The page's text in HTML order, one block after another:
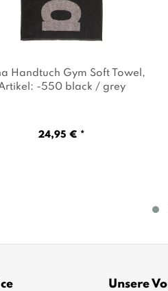
Handtuch Gym Soft Towel ,
-550 black / grey
24,95 € *
Unsere